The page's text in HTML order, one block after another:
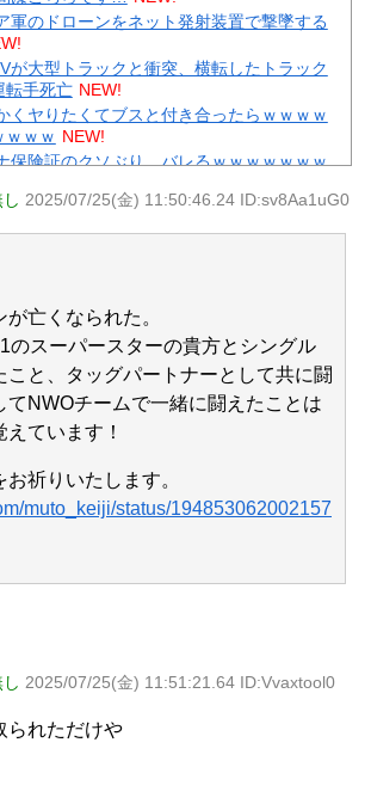
軍のドローンをネット発射装置で撃墜する
が大型トラックと衝突、横転したトラック
転手死亡 NEW!
くヤりたくてブスと付き合ったらｗｗｗｗ
ｗｗｗ NEW!
保険証のクソぶり、バレるｗｗｗｗｗｗｗ
年ジャンプ、「ロクのおかしな家」とかい
頭カラーにしたせいで100万部切る NEW!
た相手をコロした男の弁護をした。そし
米国では”ヘロインと同じくらいヤバい
で処方されてる」
中2息子の荷造り全代行→ガル民「駄目男
ｗ NEW!
億円申告漏れ 乃木坂46運営会社の株式を
に譲渡【ノース・リバー】【窪田康志】
億円申告漏れ 乃木坂46運営会社の株式を
2025/07/25(金) 11:50:46.24 ID:sv8Aa1uG0
亡くなられた。
のスーパースターの貴方とシングル
こと、タッグパートナーとして共に闘
てNWOチームで一緒に闘えたことは
ています！
祈りいたします。
muto_keiji/status/194853062002157
2025/07/25(金) 11:51:21.64 ID:Vvaxtool0
られただけや